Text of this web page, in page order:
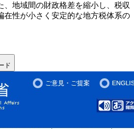
、地域間の財政格差を縮小し、税収
在性が小さく安定的な地方税体系の
ド